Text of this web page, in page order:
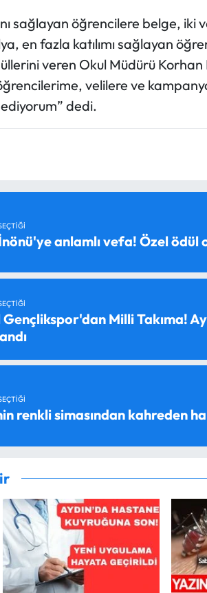
sağlayan öğrencilere belge, iki
en fazla katılımı sağlayan
veren Okul Müdürü Korhan
öğrencilerime, velilere ve
dedi.
anlamlı vefa! Özel ödül
Gençlikspor'dan Milli Takıma!
renkli simasından kahreden